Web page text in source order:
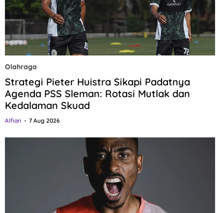
Olahraga
Strategi Pieter Huistra Sikapi Padatnya
Agenda PSS Sleman: Rotasi Mutlak dan
Kedalaman Skuad
Alfian 7 Aug 2026